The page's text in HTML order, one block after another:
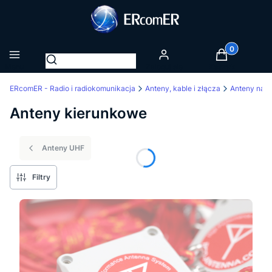
Otwórz wyszukiwarkę Produkty w
ERcomER - Radio i radiokomunikacja Anteny, kable i złącza Anteny na
Anteny kierunkowe
Anteny UHF
Filtry